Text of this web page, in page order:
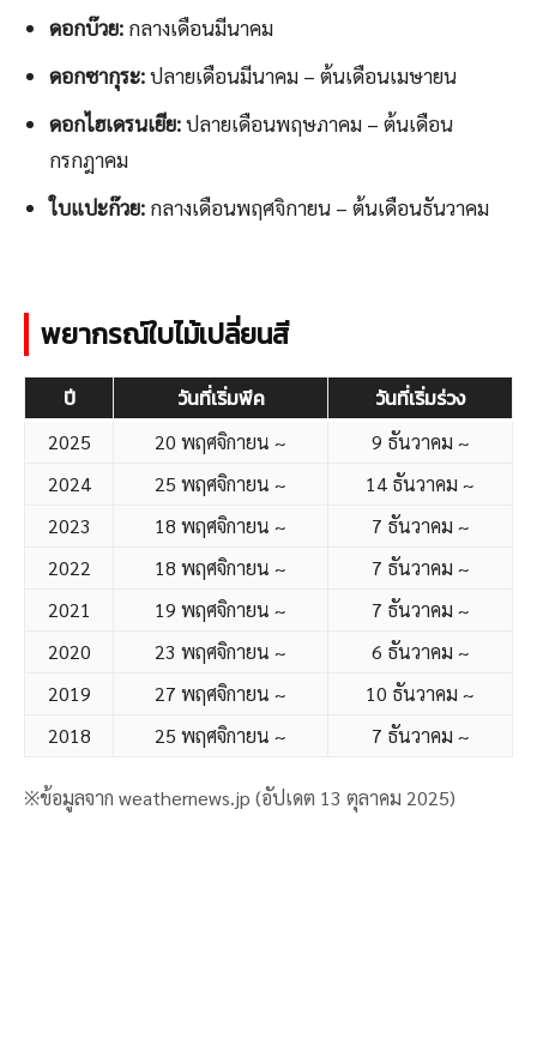
ดอกบ๊วย: กลางเดือนมีนาคม
ดอกซากุระ:ปลายเดือนมีนาคม – ต้นเดือนเมษายน
ดอกไฮเดรนเยีย:ปลายเดือนพฤษภาคม – ต้นเดือน
กรกฎาคม
ใบแปะก๊วย: กลางเดือนพฤศจิกายน – ต้นเดือนธันวาคม
พยากรณ์ใบไม้เปลี่ยนสี
ปี วันที่เริ่มพีค วันที่เริ่มร่วง
2025 20 พฤศจิกายน ~
9 ธันวาคม ~
2024
25 พฤศจิกายน ~
14 ธันวาคม ~
2023
18 พฤศจิกายน ~
7 ธันวาคม ~
2022
18 พฤศจิกายน ~
7 ธันวาคม ~
2021
19 พฤศจิกายน ~
7 ธันวาคม ~
2020
23 พฤศจิกายน ~
6 ธันวาคม ~
2019
27 พฤศจิกายน ~
10 ธันวาคม ~
2018
25 พฤศจิกายน ~ 7 ธันวาคม ~
※ข้อมูลจาก weathernews.jp (อัปเดต 13 ตุลาคม 2025)